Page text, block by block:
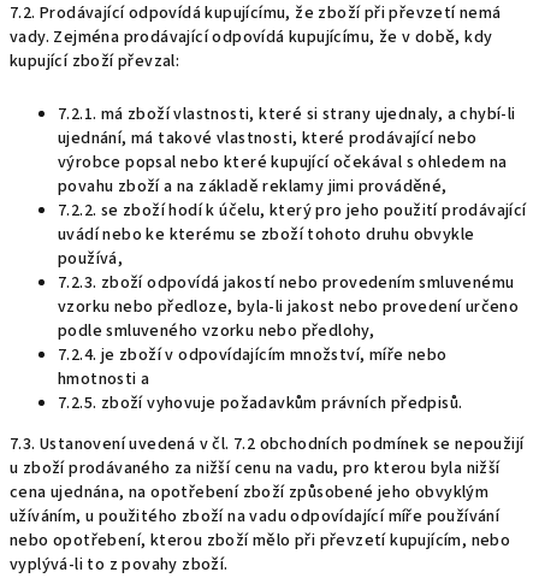
7.2. Prodávající odpovídá kupujícímu, že zboží při převzetí nemá
vady. Zejména prodávající odpovídá kupujícímu, že v době, kdy
kupující zboží převzal:
7.2.1. má zboží vlastnosti, které si strany ujednaly, a chybí-li
ujednání, má takové vlastnosti, které prodávající nebo
výrobce popsal nebo které kupující očekával s ohledem na
povahu zboží a na základě reklamy jimi prováděné,
7.2.2. se zboží hodí k účelu, který pro jeho použití prodávající
uvádí nebo ke kterému se zboží tohoto druhu obvykle
používá,
7.2.3. zboží odpovídá jakostí nebo provedením smluvenému
vzorku nebo předloze, byla-li jakost nebo provedení určeno
podle smluveného vzorku nebo předlohy,
7.2.4. je zboží v odpovídajícím množství, míře nebo
hmotnosti a
7.2.5. zboží vyhovuje požadavkům právních předpisů.
7.3. Ustanovení uvedená v čl. 7.2 obchodních podmínek se nepoužijí
u zboží prodávaného za nižší cenu na vadu, pro kterou byla nižší
cena ujednána, na opotřebení zboží způsobené jeho obvyklým
užíváním, u použitého zboží na vadu odpovídající míře používání
nebo opotřebení, kterou zboží mělo při převzetí kupujícím, nebo
vyplývá-li to z povahy zboží.